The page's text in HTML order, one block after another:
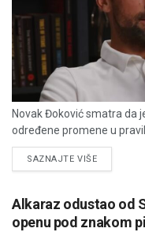
Novak Đoković smatra da
određene promene u
SAZNAJTE VIŠEDETAILS
Alkaraz odustao od
openu pod znakom